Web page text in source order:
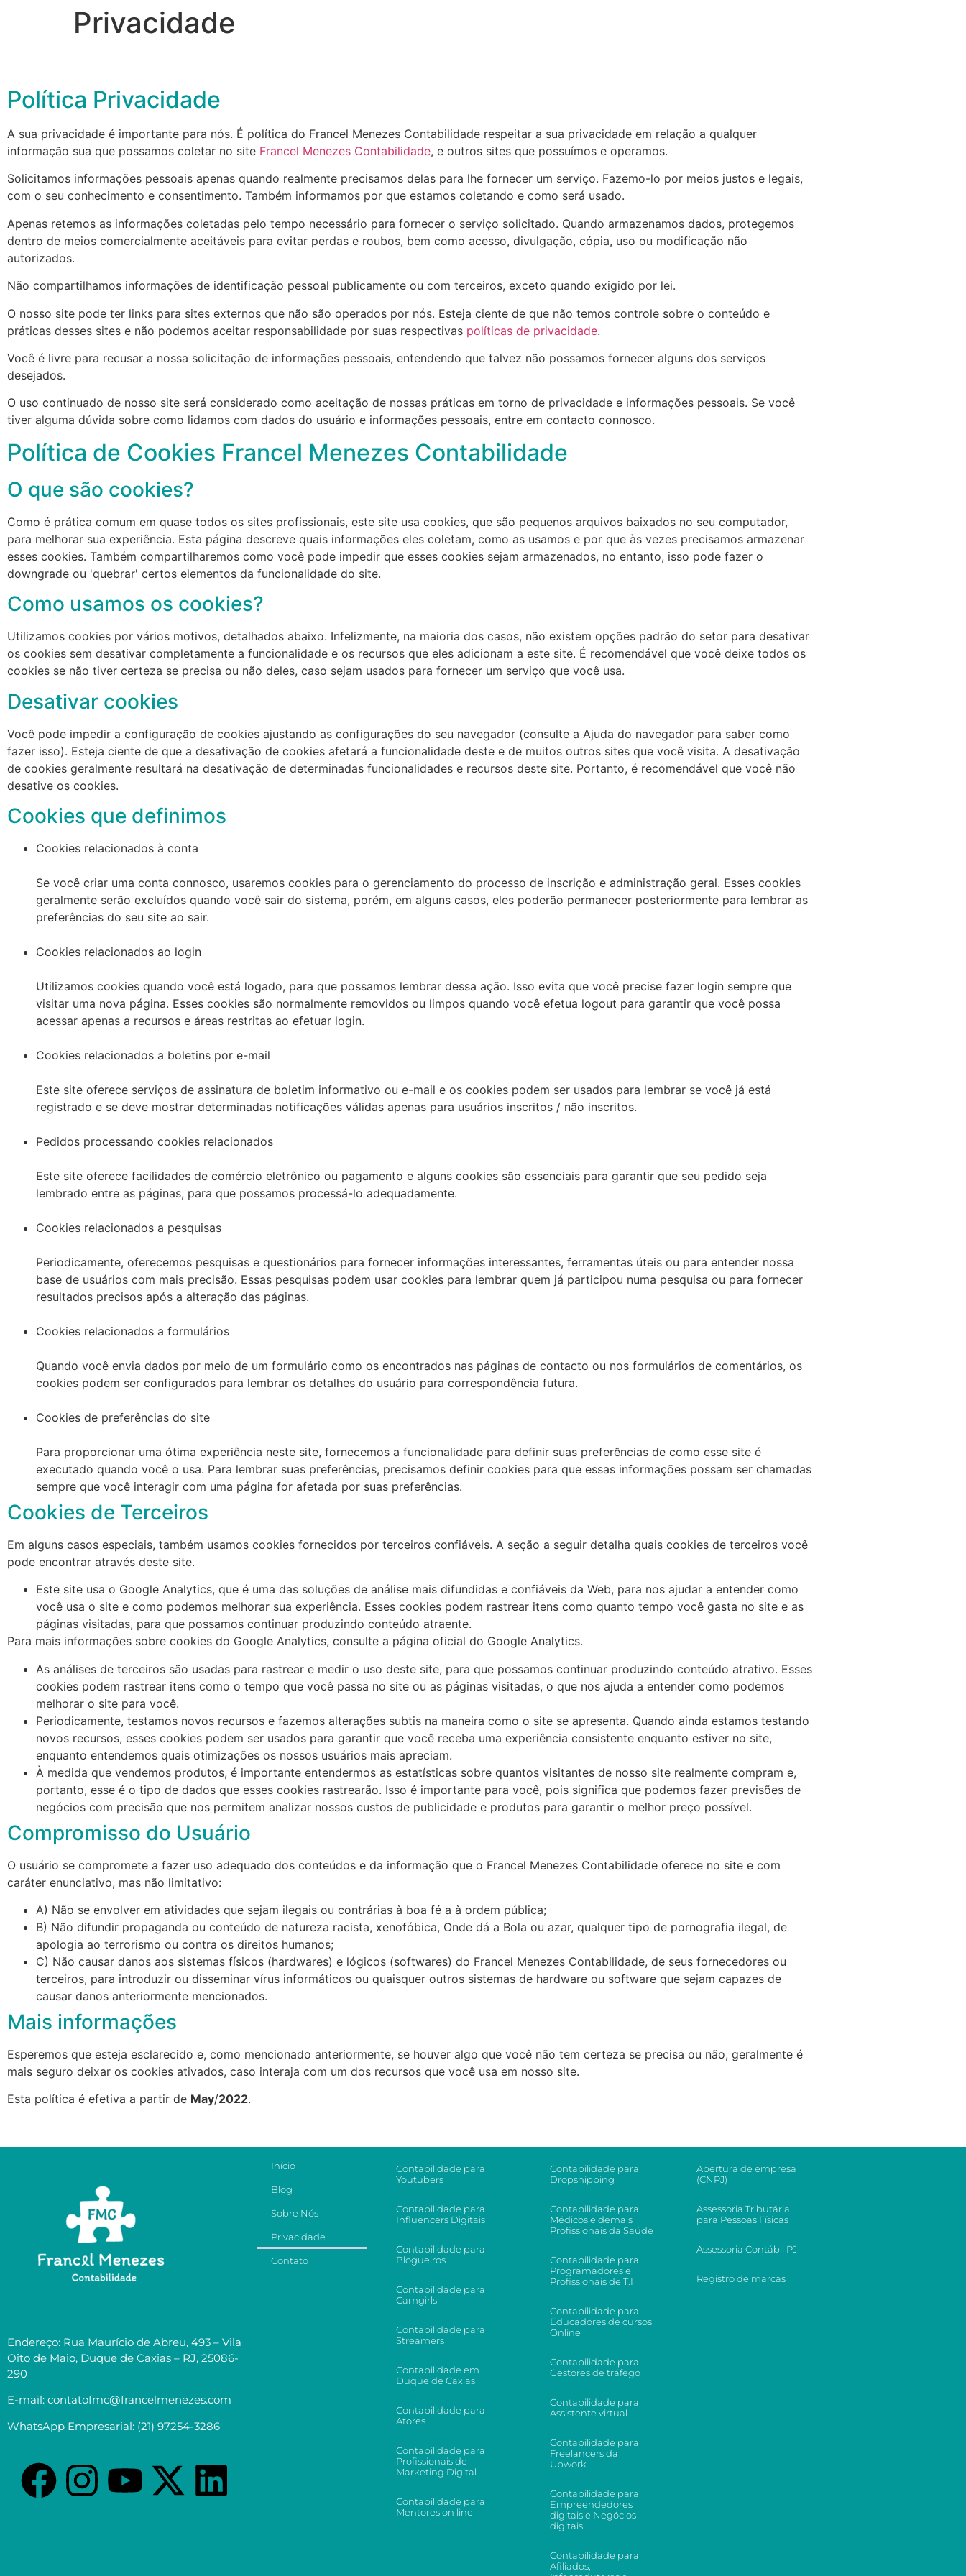
Privacidade
Política Privacidade
A sua privacidade é importante para nós. É política do Francel Menezes Contabilidade respeitar a sua privacidade em relação a qualquer
informação sua que possamos coletar no site Francel Menezes Contabilidade, e outros sites que possuímos e operamos.
Solicitamos informações pessoais apenas quando realmente precisamos delas para lhe fornecer um serviço. Fazemo-lo por meios justos e legais,
com o seu conhecimento e consentimento. Também informamos por que estamos coletando e como será usado.
Apenas retemos as informações coletadas pelo tempo necessário para fornecer o serviço solicitado. Quando armazenamos dados, protegemos
dentro de meios comercialmente aceitáveis ​​para evitar perdas e roubos, bem como acesso, divulgação, cópia, uso ou modificação não
autorizados.
Não compartilhamos informações de identificação pessoal publicamente ou com terceiros, exceto quando exigido por lei.
O nosso site pode ter links para sites externos que não são operados por nós. Esteja ciente de que não temos controle sobre o conteúdo e
práticas desses sites e não podemos aceitar responsabilidade por suas respectivas políticas de privacidade.
Você é livre para recusar a nossa solicitação de informações pessoais, entendendo que talvez não possamos fornecer alguns dos serviços
desejados.
O uso continuado de nosso site será considerado como aceitação de nossas práticas em torno de privacidade e informações pessoais. Se você
tiver alguma dúvida sobre como lidamos com dados do usuário e informações pessoais, entre em contacto connosco.
Política de Cookies Francel Menezes Contabilidade
O que são cookies?
Como é prática comum em quase todos os sites profissionais, este site usa cookies, que são pequenos arquivos baixados no seu computador,
para melhorar sua experiência. Esta página descreve quais informações eles coletam, como as usamos e por que às vezes precisamos armazenar
esses cookies. Também compartilharemos como você pode impedir que esses cookies sejam armazenados, no entanto, isso pode fazer o
downgrade ou 'quebrar' certos elementos da funcionalidade do site.
Como usamos os cookies?
Utilizamos cookies por vários motivos, detalhados abaixo. Infelizmente, na maioria dos casos, não existem opções padrão do setor para desativar
os cookies sem desativar completamente a funcionalidade e os recursos que eles adicionam a este site. É recomendável que você deixe todos os
cookies se não tiver certeza se precisa ou não deles, caso sejam usados ​​para fornecer um serviço que você usa.
Desativar cookies
Você pode impedir a configuração de cookies ajustando as configurações do seu navegador (consulte a Ajuda do navegador para saber como
fazer isso). Esteja ciente de que a desativação de cookies afetará a funcionalidade deste e de muitos outros sites que você visita. A desativação
de cookies geralmente resultará na desativação de determinadas funcionalidades e recursos deste site. Portanto, é recomendável que você não
desative os cookies.
Cookies que definimos
Cookies relacionados à conta
Se você criar uma conta connosco, usaremos cookies para o gerenciamento do processo de inscrição e administração geral. Esses cookies
geralmente serão excluídos quando você sair do sistema, porém, em alguns casos, eles poderão permanecer posteriormente para lembrar as
preferências do seu site ao sair.
Cookies relacionados ao login
Utilizamos cookies quando você está logado, para que possamos lembrar dessa ação. Isso evita que você precise fazer login sempre que
visitar uma nova página. Esses cookies são normalmente removidos ou limpos quando você efetua logout para garantir que você possa
acessar apenas a recursos e áreas restritas ao efetuar login.
Cookies relacionados a boletins por e-mail
Este site oferece serviços de assinatura de boletim informativo ou e-mail e os cookies podem ser usados ​​para lembrar se você já está
registrado e se deve mostrar determinadas notificações válidas apenas para usuários inscritos / não inscritos.
Pedidos processando cookies relacionados
Este site oferece facilidades de comércio eletrônico ou pagamento e alguns cookies são essenciais para garantir que seu pedido seja
lembrado entre as páginas, para que possamos processá-lo adequadamente.
Cookies relacionados a pesquisas
Periodicamente, oferecemos pesquisas e questionários para fornecer informações interessantes, ferramentas úteis ou para entender nossa
base de usuários com mais precisão. Essas pesquisas podem usar cookies para lembrar quem já participou numa pesquisa ou para fornecer
resultados precisos após a alteração das páginas.
Cookies relacionados a formulários
Quando você envia dados por meio de um formulário como os encontrados nas páginas de contacto ou nos formulários de comentários, os
cookies podem ser configurados para lembrar os detalhes do usuário para correspondência futura.
Cookies de preferências do site
Para proporcionar uma ótima experiência neste site, fornecemos a funcionalidade para definir suas preferências de como esse site é
executado quando você o usa. Para lembrar suas preferências, precisamos definir cookies para que essas informações possam ser chamadas
sempre que você interagir com uma página for afetada por suas preferências.
Cookies de Terceiros
Em alguns casos especiais, também usamos cookies fornecidos por terceiros confiáveis. A seção a seguir detalha quais cookies de terceiros você
pode encontrar através deste site.
Este site usa o Google Analytics, que é uma das soluções de análise mais difundidas e confiáveis ​​da Web, para nos ajudar a entender como
você usa o site e como podemos melhorar sua experiência. Esses cookies podem rastrear itens como quanto tempo você gasta no site e as
páginas visitadas, para que possamos continuar produzindo conteúdo atraente.
Para mais informações sobre cookies do Google Analytics, consulte a página oficial do Google Analytics.
As análises de terceiros são usadas para rastrear e medir o uso deste site, para que possamos continuar produzindo conteúdo atrativo. Esses
cookies podem rastrear itens como o tempo que você passa no site ou as páginas visitadas, o que nos ajuda a entender como podemos
melhorar o site para você.
Periodicamente, testamos novos recursos e fazemos alterações subtis na maneira como o site se apresenta. Quando ainda estamos testando
novos recursos, esses cookies podem ser usados ​​para garantir que você receba uma experiência consistente enquanto estiver no site,
enquanto entendemos quais otimizações os nossos usuários mais apreciam.
À medida que vendemos produtos, é importante entendermos as estatísticas sobre quantos visitantes de nosso site realmente compram e,
portanto, esse é o tipo de dados que esses cookies rastrearão. Isso é importante para você, pois significa que podemos fazer previsões de
negócios com precisão que nos permitem analizar nossos custos de publicidade e produtos para garantir o melhor preço possível.
Compromisso do Usuário
O usuário se compromete a fazer uso adequado dos conteúdos e da informação que o Francel Menezes Contabilidade oferece no site e com
caráter enunciativo, mas não limitativo:
A) Não se envolver em atividades que sejam ilegais ou contrárias à boa fé a à ordem pública;
B) Não difundir propaganda ou conteúdo de natureza racista, xenofóbica, Onde dá a Bola ou azar, qualquer tipo de pornografia ilegal, de
apologia ao terrorismo ou contra os direitos humanos;
C) Não causar danos aos sistemas físicos (hardwares) e lógicos (softwares) do Francel Menezes Contabilidade, de seus fornecedores ou
terceiros, para introduzir ou disseminar vírus informáticos ou quaisquer outros sistemas de hardware ou software que sejam capazes de
causar danos anteriormente mencionados.
Mais informações
Esperemos que esteja esclarecido e, como mencionado anteriormente, se houver algo que você não tem certeza se precisa ou não, geralmente é
mais seguro deixar os cookies ativados, caso interaja com um dos recursos que você usa em nosso site.
Esta política é efetiva a partir de May/2022.
Endereço: Rua Maurício de Abreu, 493 – Vila
Oito de Maio, Duque de Caxias – RJ, 25086-
290
E-mail: contatofmc@francelmenezes.com
WhatsApp Empresarial: (21) 97254-3286
Início
Blog
Sobre Nós
Privacidade
Contato
Contabilidade para
Youtubers
Contabilidade para
Influencers Digitais
Contabilidade para
Blogueiros
Contabilidade para
Camgirls
Contabilidade para
Streamers
Contabilidade em
Duque de Caxias
Contabilidade para
Atores
Contabilidade para
Profissionais de
Marketing Digital
Contabilidade para
Mentores on line
Contabilidade para
Dropshipping
Contabilidade para
Médicos e demais
Profissionais da Saúde
Contabilidade para
Programadores e
Profissionais de T.I
Contabilidade para
Educadores de cursos
Online
Contabilidade para
Gestores de tráfego
Contabilidade para
Assistente virtual
Contabilidade para
Freelancers da
Upwork
Contabilidade para
Empreendedores
digitais e Negócios
digitais
Contabilidade para
Afiliados,
Abertura de empresa
(CNPJ)
Assessoria Tributária
para Pessoas Físicas
Assessoria Contábil PJ
Registro de marcas